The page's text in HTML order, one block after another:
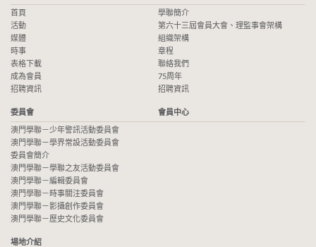
首頁
活動
媒體
時事
表格下載
成為會員
招聘資訊
學聯簡介
第六十三屆會員大會、理監事會架構
組織架構
章程
聯絡我們
75周年
招聘資訊
委員會
澳門學聯－少年警訊活動委員會
澳門學聯－學界常設活動委員會
委員會簡介
澳門學聯－學聯之友活動委員會
澳門學聯－編輯委員會
澳門學聯－時事關注委員會
澳門學聯－影攝創作委員會
澳門學聯－歷史文化委員會
會員中心
場地介紹